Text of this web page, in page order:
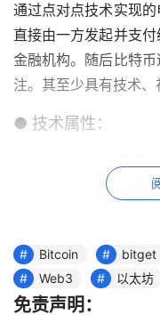
通过点对点技术实现
直接由一方发起并支
金融机构。随后比特
注。其至少具有技术、
● 技术属性：
从比特币的技术逻辑
中心、点对点的传输
重复或虚假支付情况；
● 社会学属性：
Bitcoin bitget
Web3
以太坊
免责声明：